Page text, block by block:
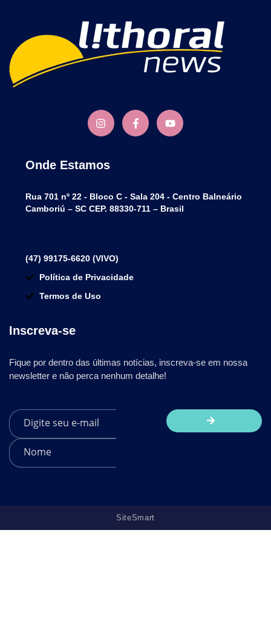
Onde Estamos
Rua 701 nº 22 - Bloco C - Sala 204 - Centro Balneário
Camboriú – SC CEP. 88330-711 – Brasil
(47) 99175-6620 (VIVO)
Política de Privacidade
Termos de Uso
Inscreva-se
Fique por dentro das últimas notícias, inscreva-se em nossa
newsletter e não perca nenhum detalhe!
SiteSmart